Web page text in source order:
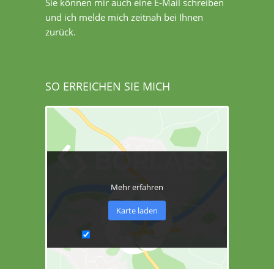
Sie können mir auch eine E-Mail schreiben
und ich melde mich zeitnah bei Ihnen
zurück.
SO ERREICHEN SIE MICH
Mit dem Laden der Karte akzeptieren Sie die
Datenschutzerklärung von Google.
Mehr erfahren
Karte laden
Google Maps immer entsperren